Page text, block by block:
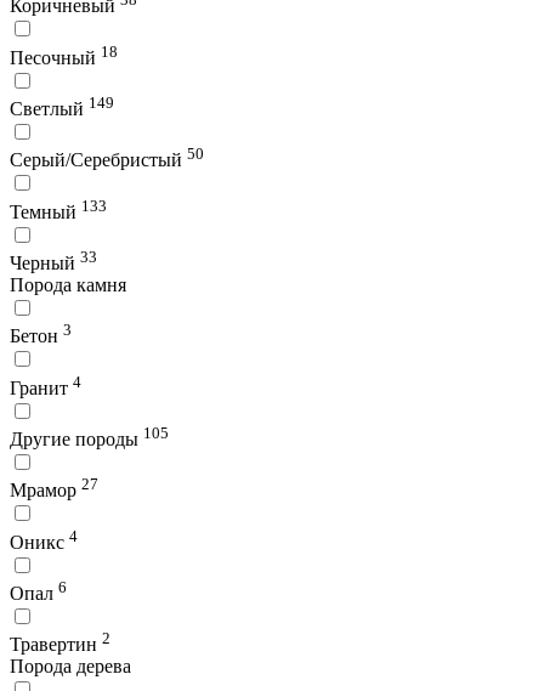
Коричневый
Песочный 18
Светлый 149
Серый/Серебристый 50
Темный 133
Черный 33
Порода камня
Бетон 3
Гранит 4
Другие породы 105
Мрамор 27
Оникс 4
Опал 6
Травертин 2
Порода дерева